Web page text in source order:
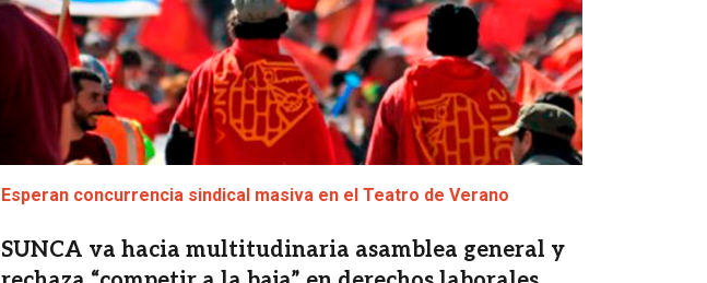
Esperan concurrencia sindical masiva en el Teatro de Verano
SUNCA va hacia multitudinaria asamblea general y